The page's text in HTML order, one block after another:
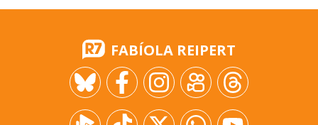
FABÍOLA REIPERT